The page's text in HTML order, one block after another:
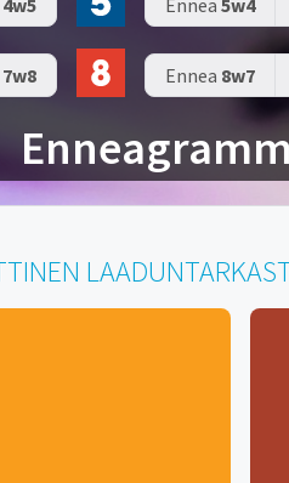
4w5 Ennea 5w4
7w8 Ennea 8w7